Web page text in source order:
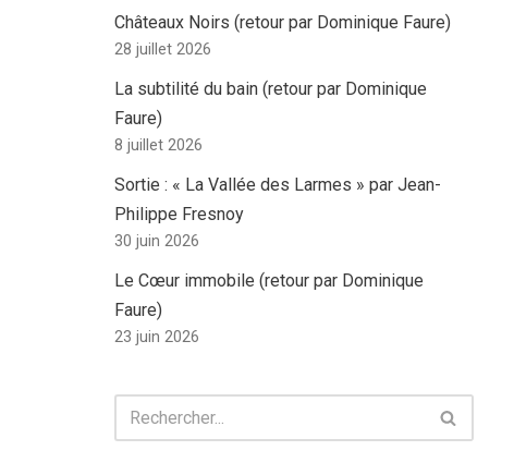
Châteaux Noirs (retour par Dominique Faure)
28 juillet 2026
La subtilité du bain (retour par Dominique
Faure)
8 juillet 2026
Sortie : « La Vallée des Larmes » par Jean-
Philippe Fresnoy
30 juin 2026
Le Cœur immobile (retour par Dominique
Faure)
23 juin 2026